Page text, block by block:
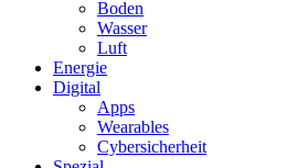
Boden
Wasser
Luft
Energie
Digital
Apps
Wearables
Cybersicherheit